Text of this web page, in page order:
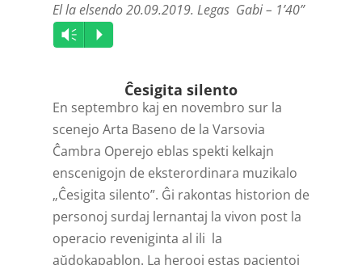
El la elsendo 20.09.2019. Legas Gabi – 1’40”
Audio
Player
Vm P
Ĉesigita silento
En septembro kaj en novembro sur la
scenejo Arta Baseno de la Varsovia
Ĉambra Operejo eblas spekti kelkajn
enscenigojn de eksterordinara muzikalo
„Ĉesigita silento”. Ĝi rakontas historion de
personoj surdaj lernantaj la vivon post la
operacio reveniginta al ili la
aŭdokapablon. La herooj estas pacientoj